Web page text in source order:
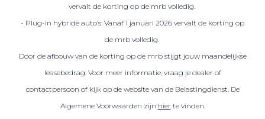
vervalt de korting op de mrb volledig.
- Plug-in hybride auto’s: Vanaf 1 januari 2026 vervalt de korting op
de mrb volledig.
Door de afbouw van de korting op de mrb stijgt jouw maandelijkse
leasebedrag. Voor meer informatie, vraag je dealer of
contactpersoon of kijk op de website van de Belastingdienst. De
Algemene Voorwaarden zijn hier te vinden.